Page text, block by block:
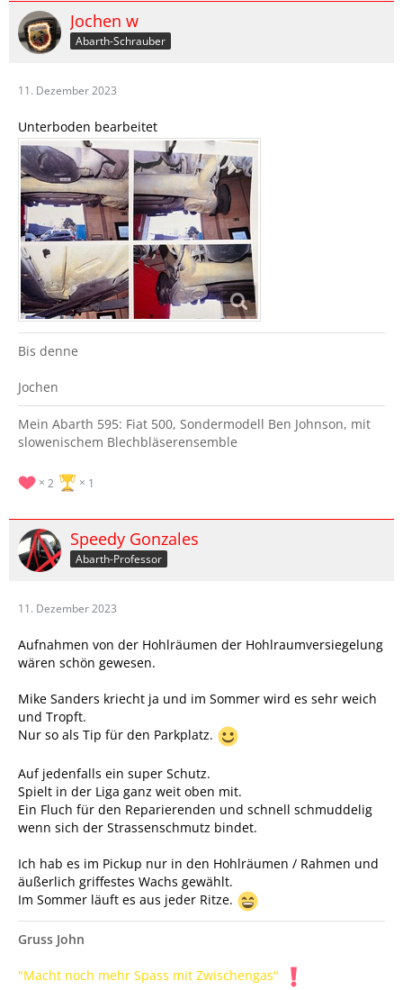
Jochen w
Abarth-Schrauber
11. Dezember 2023
Unterboden bearbeitet
Bis denne
Jochen
Mein Abarth 595: Fiat 500, Sondermodell Ben Johnson, mit
slowenischem Blechbläserensemble
2 1
Speedy Gonzales
Abarth-Professor
11. Dezember 2023
Aufnahmen von der Hohlräumen der Hohlraumversiegelung
wären schön gewesen.
Mike Sanders kriecht ja und im Sommer wird es sehr weich
und Tropft.
Nur so als Tip für den Parkplatz.
Auf jedenfalls ein super Schutz.
Spielt in der Liga ganz weit oben mit.
Ein Fluch für den Reparierenden und schnell schmuddelig
wenn sich der Strassenschmutz bindet.
Ich hab es im Pickup nur in den Hohlräumen / Rahmen und
äußerlich griffestes Wachs gewählt.
Im Sommer läuft es aus jeder Ritze.
Gruss John
"Macht noch mehr Spass mit Zwischengas"